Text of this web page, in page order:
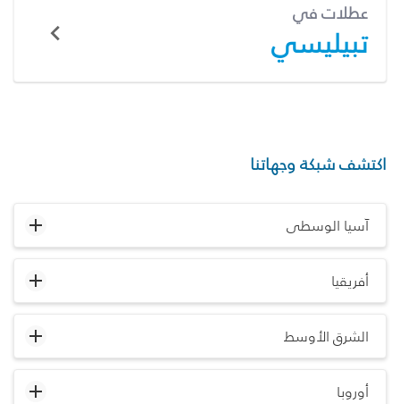
عطلات في
تبيليسي
اكتشف شبكة وجهاتنا
آسيا الوسطى
أفريقيا
الشرق الأوسط
أوروبا